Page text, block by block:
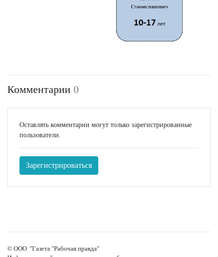
Комментарии 0
Оставлять комментарии могут только зарегистрированные
пользователи.
Зарегистрироваться
© ООО "Газета "Рабочая правда"